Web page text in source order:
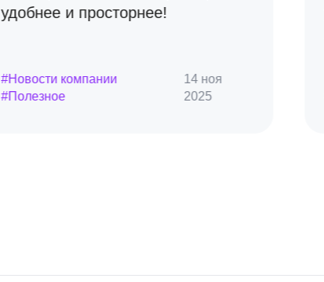
удобнее и просторнее!
#Новости компании
#Полезное
14 ноя
2025